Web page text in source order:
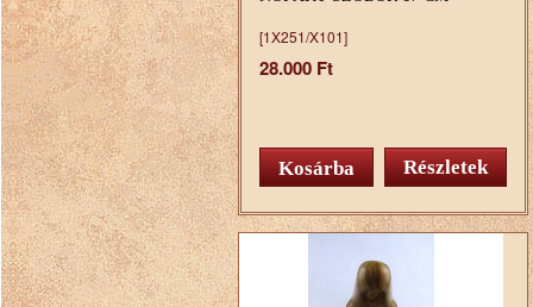
[1X251/X101]
28.000 Ft
Részletek